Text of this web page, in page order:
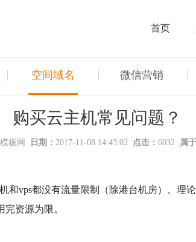
首页
空间域名 微信营销
购买云主机常见问题？
板网 日期： 2017-11-08 14:43:02 点击： 6032 属
和vps都没有流量限制（除港台机房）。理
资源为限。